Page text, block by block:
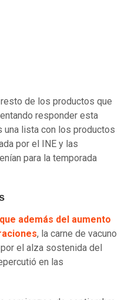
de los productos que
responder esta
una lista con los productos
por el INE y las
para la temporada
además del aumento
, la carne de vacuno
el alza sostenida del
en las